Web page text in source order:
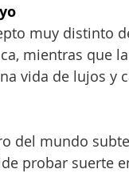
muy distinto
mientras que
vida de lujos y
del mundo
probar suerte